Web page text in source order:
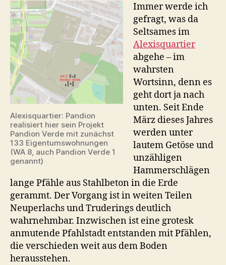
Alexisquartier: Pandion
realisiert hier sein Projekt
Pandion Verde mit zunächst
133 Eigentumswohnungen
(WA 8, auch Pandion Verde 1
genannt)
Immer werde ich
gefragt, was da
Seltsames im
Alexisquartier
abgehe – im
wahrsten
Wortsinn, denn es
geht dort ja nach
unten. Seit Ende
März dieses Jahres
werden unter
lautem Getöse und
unzähligen
Hammerschlägen
lange Pfähle aus Stahlbeton in die Erde
gerammt. Der Vorgang ist in weiten Teilen
Neuperlachs und Truderings deutlich
wahrnehmbar. Inzwischen ist eine grotesk
anmutende Pfahlstadt entstanden mit Pfählen,
die verschieden weit aus dem Boden
herausstehen.